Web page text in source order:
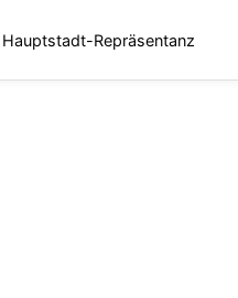
Hauptstadt-Repräsentanz